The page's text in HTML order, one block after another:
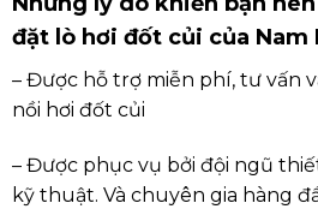
đặt lò hơi đốt củi của Nam
– Được hỗ trợ miễn phí, tư vấn
nồi hơi đốt củi
– Được phục vụ bởi đội ngũ
kỹ thuật. Và chuyên gia hàng